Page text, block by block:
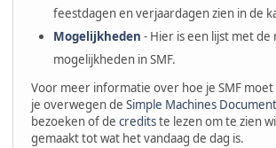
feestdagen en verjaardagen zien in de
Mogelijkheden - Hier is een lijst met
mogelijkheden in SMF.
Voor meer informatie over hoe je SMF
je overwegen de Simple Machines
bezoeken of de creditste lezen om te zien
gemaakt tot wat het vandaag de dag is.